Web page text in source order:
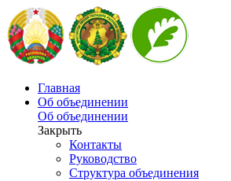
Главная
Об объединении
Об объединении
Закрыть
Контакты
Руководство
Структура объединения